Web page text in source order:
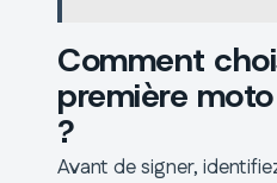
Comment
première
?
Avant de signer,